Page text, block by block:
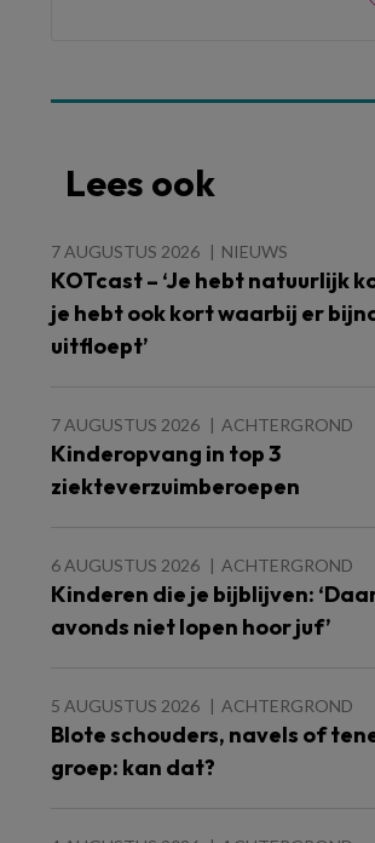
Lees ook
7 AUGUSTUS 2026 NIEUWS
KOTcast – ‘Je hebt natuurlijk
je hebt ook kort waarbij er
uitfloept’
7 AUGUSTUS 2026 ACHTERGROND
Kinderopvang in top 3
ziekteverzuimberoepen
6 AUGUSTUS 2026 ACHTERGROND
Kinderen die je bijblijven:
avonds niet lopen hoor juf’
5 AUGUSTUS 2026 ACHTERGROND
Blote schouders, navels of
groep: kan dat?